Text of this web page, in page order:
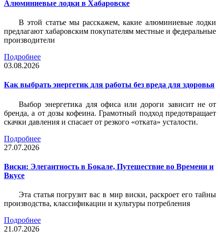
Алюминиевые лодки в Хабаровске
В этой статье мы расскажем, какие алюминиевые лодки
предлагают хабаровским покупателям местные и федеральные
производители
Подробнее
03.08.2026
Как выбрать энергетик для работы без вреда для здоровья
Выбор энергетика для офиса или дороги зависит не от
бренда, а от дозы кофеина. Грамотный подход предотвращает
скачки давления и спасает от резкого «отката» усталости.
Подробнее
27.07.2026
Виски: Элегантность в Бокале, Путешествие во Времени и
Вкусе
Эта статья погрузит вас в мир виски, раскроет его тайны
производства, классификации и культуры потребления
Подробнее
21.07.2026